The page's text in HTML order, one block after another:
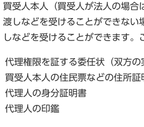
買受人本人（買受人が法人の場合
渡しなどを受けることができない
しなどを受けることができます
代理権限を証する委任状（双方
買受人本人の住民票などの住所
代理人の身分証明書
代理人の印鑑